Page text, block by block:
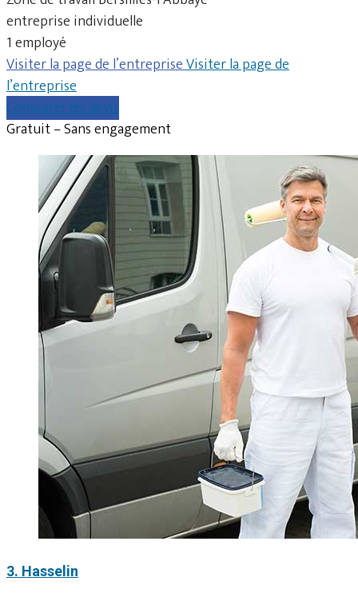
entreprise individuelle
1 employé
Visiter la page de l’entrepriseVisiter la page de
l’entreprise
Comparer les devis
Gratuit – Sans engagement
3. Hasselin